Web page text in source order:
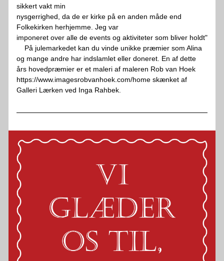
sikkert vakt min
nysgerrighed, da de er kirke på en anden måde end
Folkekirken herhjemme. Jeg var
imponeret over alle de events og aktiviteter som bliver holdt"
og mange andre har indslamlet eller doneret. En af dette
års hovedpræmier er et maleri af maleren Rob van Hoek
https://www.imagesrobvanhoek.com/home skænket af
Galleri Lærken ved Inga Rahbek.